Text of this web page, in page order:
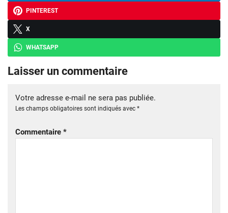
PINTEREST
X
WHATSAPP
Laisser un commentaire
Votre adresse e-mail ne sera pas publiée.
Les champs obligatoires sont indiqués avec *
Commentaire *